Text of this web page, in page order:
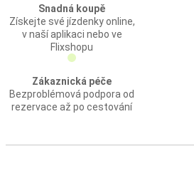
Snadná koupě
Získejte své jízdenky online,
v naší aplikaci nebo ve
Flixshopu
Zákaznická péče
Bezproblémová podpora od
rezervace až po cestování